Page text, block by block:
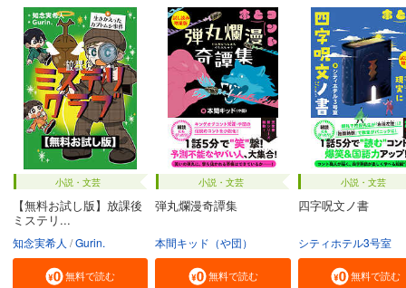
小説・文芸
【無料お試し版】放課後
ミステリ...
知念実希人 Gurin.
無料で読む
小説・文芸
弾丸爛漫奇譚集
本間キッド（や団）
無料で読む
小説・文芸
四字呪文ノ書
シティホテル3号室
無料で読む